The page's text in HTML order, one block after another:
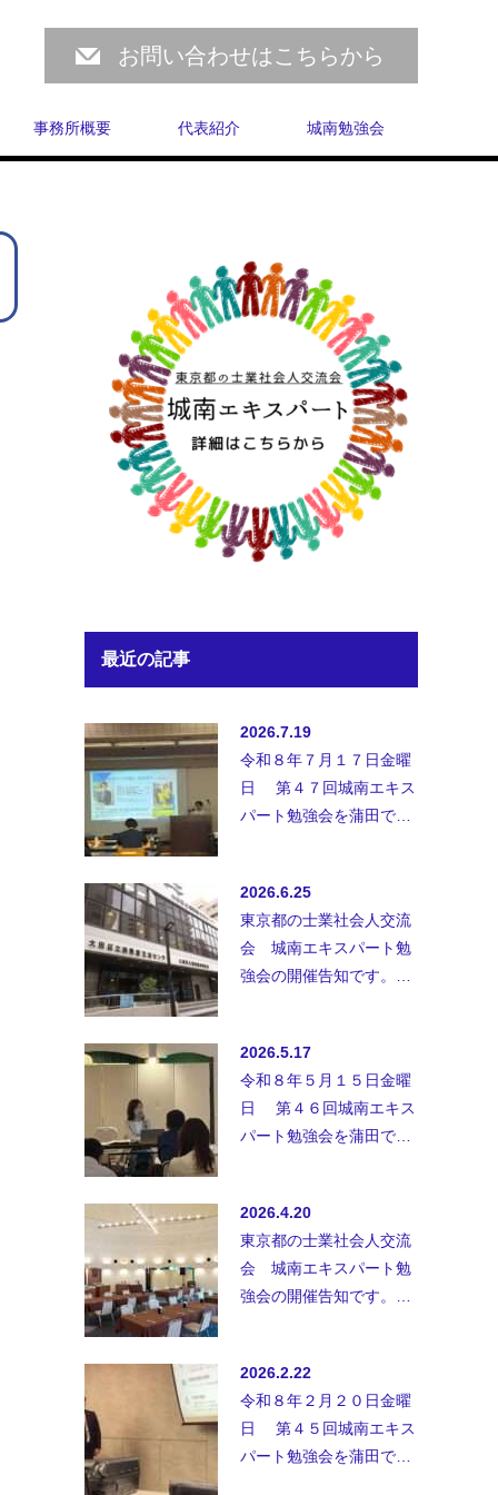
お問い合わせはこちらから
事務所概要 代表紹介 城南勉強会
最近の記事
2026.7.19
令和８年７月１７日金曜
日 第４７回城南エキス
パート勉強会を蒲田で開
…
2026.6.25
東京都の士業社会人交流
会 城南エキスパート勉
強会の開催告知です。士
ておりま…
2026.5.17
令和８年５月１５日金曜
日 第４６回城南エキス
パート勉強会を蒲田で開
ル 定…
2026.4.20
東京都の士業社会人交流
会 城南エキスパート勉
強会の開催告知です。士
ておりま…
2026.2.22
令和８年２月２０日金曜
日 第４５回城南エキス
パート勉強会を蒲田で開